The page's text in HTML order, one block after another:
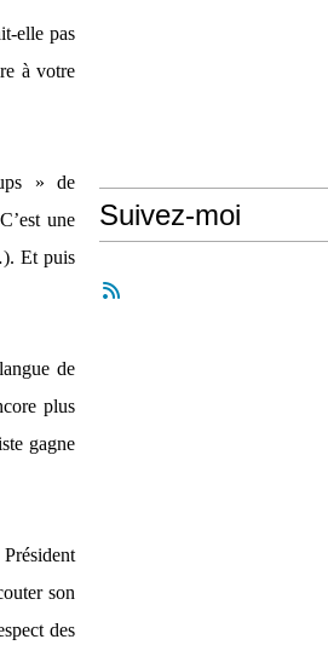
elle pas
à votre
» de
une
Et puis
de
plus
gagne
son
des
Suivez-moi